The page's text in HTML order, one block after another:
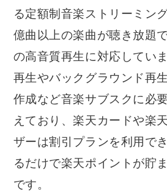
る定額制音楽ストリーミン
億曲以上の楽曲が聴き放題
の高音質再生に対応してい
再生やバックグラウンド再
作成など音楽サブスクに必
えており、楽天カードや楽
ザーは割引プランを利用で
るだけで楽天ポイントが貯
です。